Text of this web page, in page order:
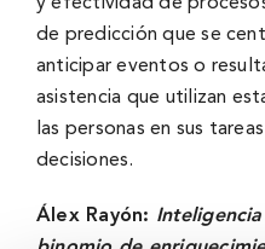
y efectividad de
de predicción que se
anticipar eventos o
asistencia que utilizan
las personas en sus
decisiones.
Álex Rayón: